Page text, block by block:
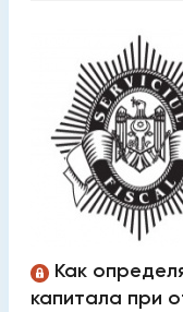
Как
капитала при